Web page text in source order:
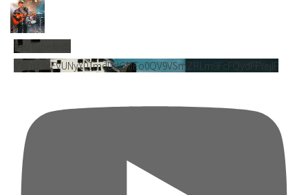
YouTube動画
VVVnY3dFVUNyY01mdDdGMEo0QV9VSmZRLm9FcFQydFFYejlF